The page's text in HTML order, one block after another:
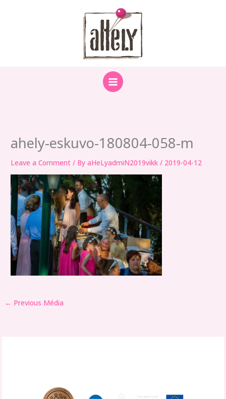
ahely-eskuvo-180804-058-m
Leave a Comment / ByaHeLyadmiN2019vikk/ 2019-04-12
← Previous Média